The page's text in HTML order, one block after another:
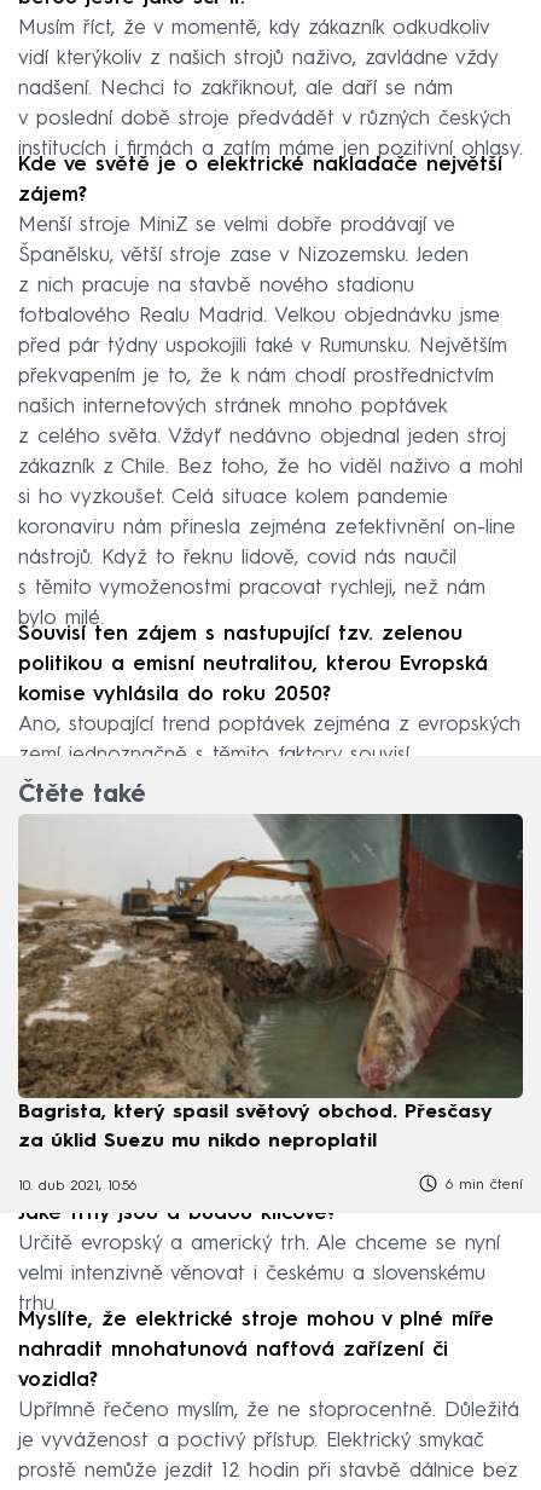
Musím říct, že v momentě, kdy zákazník odkudkoliv
vidí kterýkoliv z našich strojů naživo, zavládne vždy
nadšení. Nechci to zakřiknout, ale daří se nám
v poslední době stroje předvádět v různých českých
institucích i firmách a zatím máme jen pozitivní ohlasy.
Kde ve světě je o elektrické nakladače největší
zájem?
Menší stroje MiniZ se velmi dobře prodávají ve
Španělsku, větší stroje zase v Nizozemsku. Jeden
z nich pracuje na stavbě nového stadionu
fotbalového Realu Madrid. Velkou objednávku jsme
před pár týdny uspokojili také v Rumunsku. Největším
překvapením je to, že k nám chodí prostřednictvím
našich internetových stránek mnoho poptávek
z celého světa. Vždyť nedávno objednal jeden stroj
zákazník z Chile. Bez toho, že ho viděl naživo a mohl
si ho vyzkoušet. Celá situace kolem pandemie
koronaviru nám přinesla zejména zefektivnění on-line
nástrojů. Když to řeknu lidově, covid nás naučil
s těmito vymoženostmi pracovat rychleji, než nám
bylo milé.
Souvisí ten zájem s nastupující tzv. zelenou
politikou a emisní neutralitou, kterou Evropská
komise vyhlásila do roku 2050?
Ano, stoupající trend poptávek zejména z evropských
zemí jednoznačně s těmito faktory souvisí.
Čtěte také
Bagrista, který spasil světový obchod. Přesčasy
za úklid Suezu mu nikdo neproplatil
10. dub 2021, 10:56 6 min čtení
Jaké trhy jsou a budou klíčové?
Určitě evropský a americký trh. Ale chceme se nyní
velmi intenzivně věnovat i českému a slovenskému
trhu.
Myslíte, že elektrické stroje mohou v plné míře
nahradit mnohatunová naftová zařízení či
vozidla?
Upřímně řečeno myslím, že ne stoprocentně. Důležitá
je vyváženost a poctivý přístup. Elektrický smykač
prostě nemůže jezdit 12 hodin při stavbě dálnice bez